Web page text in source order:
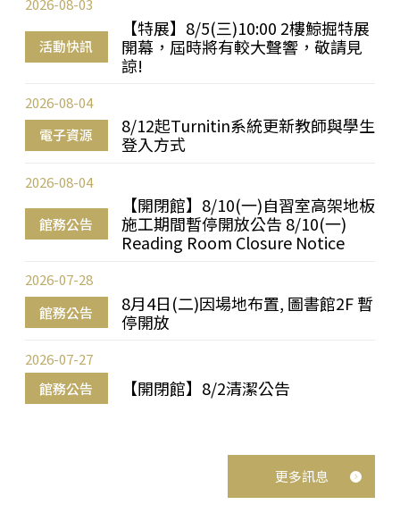
活動快訊
【特展】8/5(三)10:00 2樓鯨掘特展
開幕，屆時將有較大聲響，敬請見
諒!
2026-08-03
電子資源
8/12起Turnitin系統更新教師與學生
登入方式
2026-08-04
館務公告
【開閉館】8/10(一)自習室高架地板
施工期間暫停開放公告 8/10(一)
Reading Room Closure Notice
2026-08-04
館務公告
8月4日(二)因場地布置, 圖書館2F 暫
停開放
2026-07-28
館務公告 【開閉館】8/2清潔公告
2026-07-27
更多訊息